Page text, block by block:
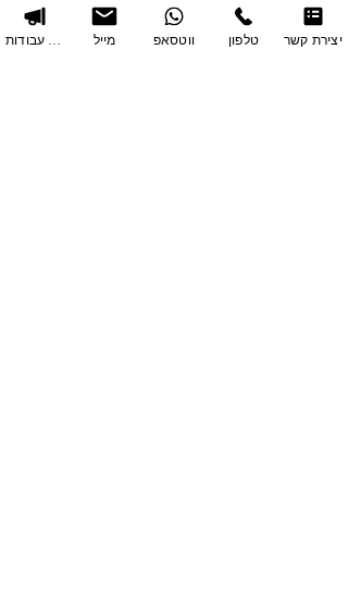
מייל ווטסאפ טלפון יצירת קשר